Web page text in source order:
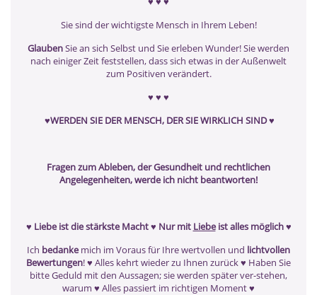
Sie sind der wichtigste Mensch in Ihrem Leben!
GlaubenSie an sich Selbst und Sie erleben Wunder! Sie werden
nach einiger Zeit feststellen, dass sich etwas in der Außenwelt
zum Positiven verändert.
♥ ♥ ♥
♥WERDEN SIE DER MENSCH, DER SIE WIRKLICH SIND ♥
Fragen zum Ableben, der Gesundheit und rechtlichen
Angelegenheiten, werde ich nicht beantworten!
♥ Liebe ist die stärkste Macht♥ Nur mit Liebeist alles möglich♥
Ich bedankemich im Voraus für Ihre wertvollen und lichtvollen
Bewertungen! ♥ Alles kehrt wieder zu Ihnen zurück ♥ Haben Sie
bitte Geduld mit den Aussagen; sie werden später ver-stehen,
warum ♥ Alles passiert im richtigen Moment ♥